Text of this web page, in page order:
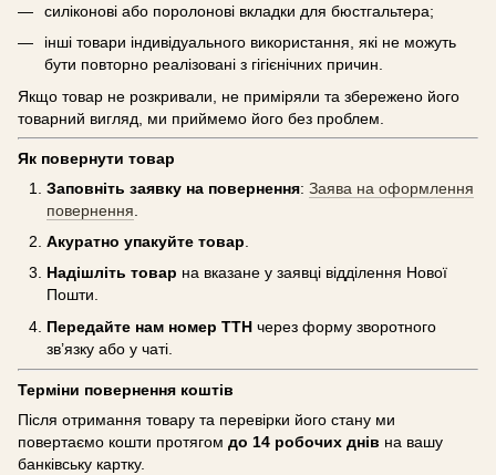
силіконові або поролонові вкладки для бюстгальтера;
інші товари індивідуального використання, які не можуть
бути повторно реалізовані з гігієнічних причин.
Якщо товар не розкривали, не приміряли та збережено його
товарний вигляд, ми приймемо його без проблем.
Як повернути товар
Заповніть заявку на повернення: Заява на оформлення
повернення
Акуратно упакуйте товар
Надішліть товар на вказане у заявці відділення Нової
Пошти.
Передайте нам номер ТТН через форму зворотного
зв’язку або у чаті.
Терміни повернення коштів
Після отримання товару та перевірки його стану ми
повертаємо кошти протягом до 14 робочих днів на вашу
банківську картку.